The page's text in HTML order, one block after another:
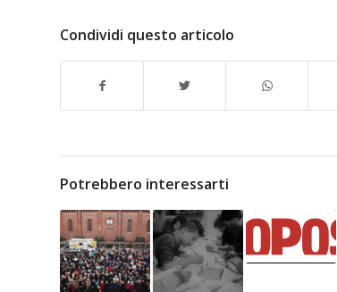
Condividi questo articolo
Potrebbero interessarti